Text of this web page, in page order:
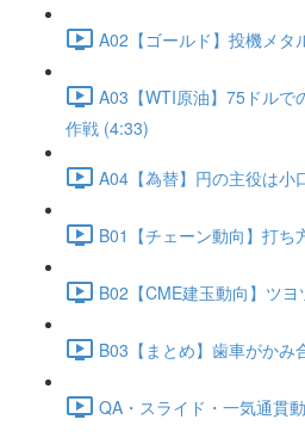
A02【ゴールド】投機メタ
A03【WTI原油】75ドルで
作戦 (4:33)
A04【為替】円の主役は小
B01【チェーン動向】打ち
B02【CME建玉動向】ツ
B03【まとめ】歯車がかみ
QA・スライド・一気通貫